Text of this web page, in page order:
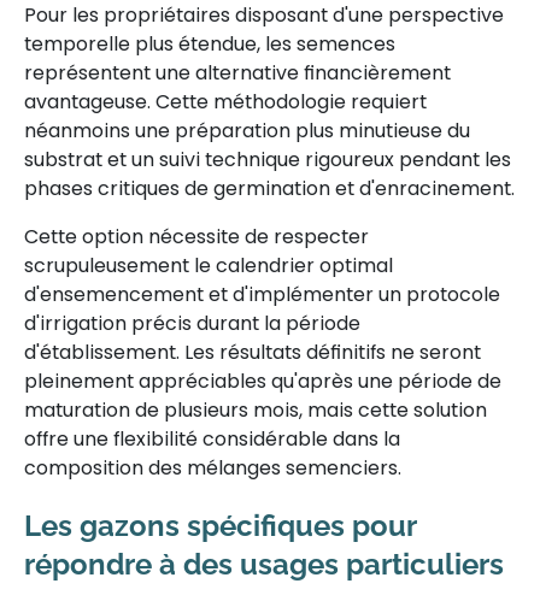
Pour les propriétaires disposant d'une perspective
temporelle plus étendue, les semences
représentent une alternative financièrement
avantageuse. Cette méthodologie requiert
néanmoins une préparation plus minutieuse du
substrat et un suivi technique rigoureux pendant les
phases critiques de germination et d'enracinement.
Cette option nécessite de respecter
scrupuleusement le calendrier optimal
d'ensemencement et d'implémenter un protocole
d'irrigation précis durant la période
d'établissement. Les résultats définitifs ne seront
pleinement appréciables qu'après une période de
maturation de plusieurs mois, mais cette solution
offre une flexibilité considérable dans la
composition des mélanges semenciers.
Les gazons spécifiques pour
répondre à des usages particuliers